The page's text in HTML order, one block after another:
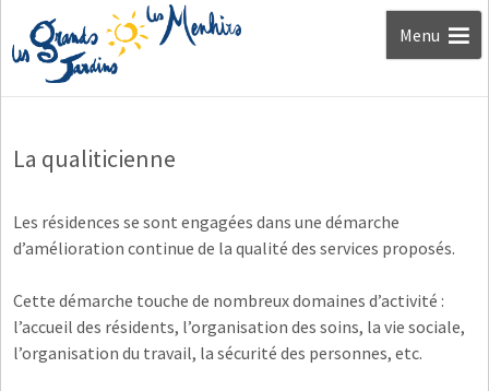
Menu
La qualiticienne
Les résidences se sont engagées dans une démarche
d’amélioration continue de la qualité des services proposés.
Cette démarche touche de nombreux domaines d’activité :
l’accueil des résidents, l’organisation des soins, la vie sociale,
l’organisation du travail, la sécurité des personnes, etc.